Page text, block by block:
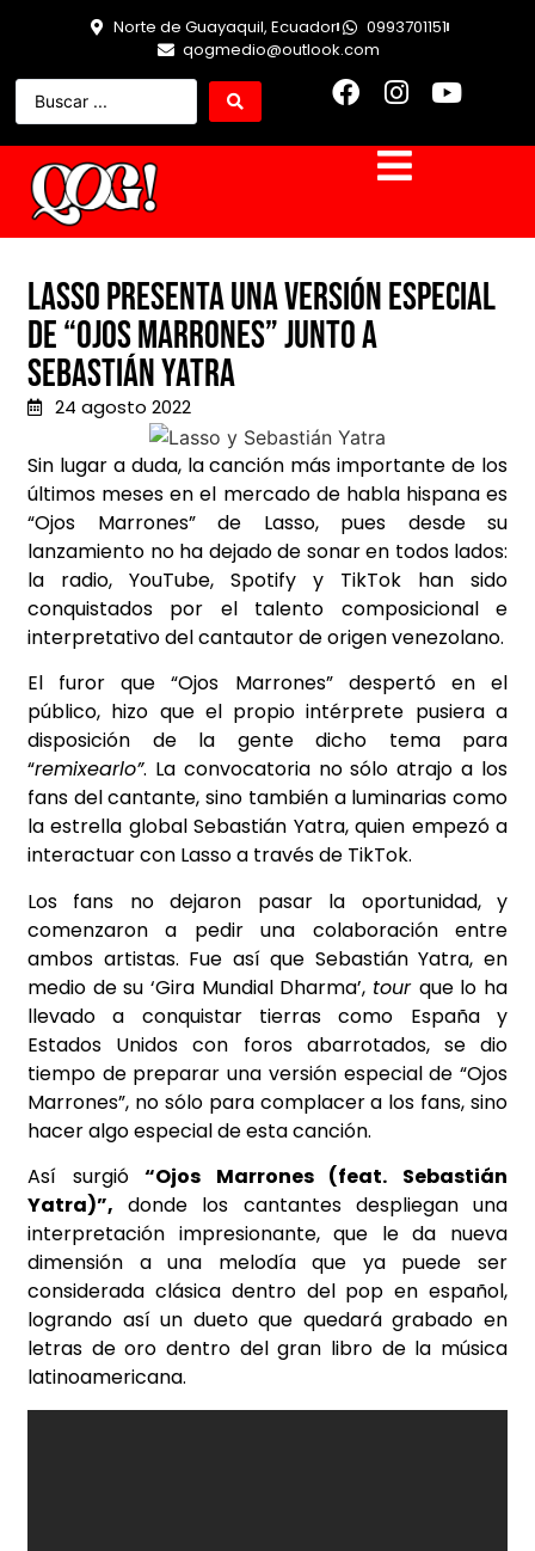
Norte de Guayaquil, Ecuador
0993701151
qogmedio@outlook.com
Lasso presenta una versión especial
de “Ojos Marrones” junto a
Sebastián Yatra
24 agosto 2022
Sin lugar a duda, la canción más importante de los
últimos meses en el mercado de habla hispana es
“Ojos Marrones” de Lasso, pues desde su
lanzamiento no ha dejado de sonar en todos lados:
la radio, YouTube, Spotify y TikTok han sido
conquistados por el talento composicional e
interpretativo del cantautor de origen venezolano.
El furor que “Ojos Marrones” despertó en el
público, hizo que el propio intérprete pusiera a
disposición de la gente dicho tema para
“remixearlo”. La convocatoria no sólo atrajo a los
fans del cantante, sino también a luminarias como
la estrella global Sebastián Yatra, quien empezó a
interactuar con Lasso a través de TikTok.
Los fans no dejaron pasar la oportunidad, y
comenzaron a pedir una colaboración entre
ambos artistas. Fue así que Sebastián Yatra, en
medio de su ‘Gira Mundial Dharma’, tour que lo ha
llevado a conquistar tierras como España y
Estados Unidos con foros abarrotados, se dio
tiempo de preparar una versión especial de “Ojos
Marrones”, no sólo para complacer a los fans, sino
hacer algo especial de esta canción.
Así surgió“Ojos Marrones (feat. Sebastián
Yatra)”, donde los cantantes despliegan una
interpretación impresionante, que le da nueva
dimensión a una melodía que ya puede ser
considerada clásica dentro del pop en español,
logrando así un dueto que quedará grabado en
letras de oro dentro del gran libro de la música
latinoamericana.